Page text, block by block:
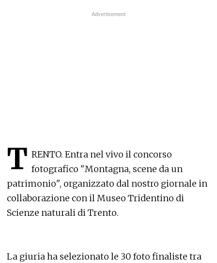
T RENTO. Entra nel vivo il concorso
fotografico "Montagna, scene da un
patrimonio", organizzato dal nostro giornale in
collaborazione con il Museo Tridentino di
Scienze naturali di Trento.
La giuria ha selezionato le 30 foto finaliste tra